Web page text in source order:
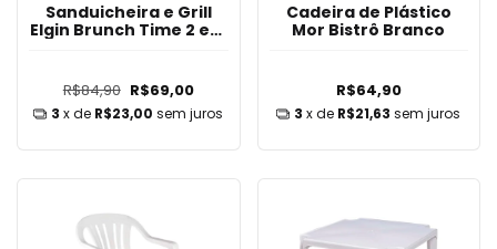
Sanduicheira e Grill
Elgin Brunch Time 2 em
R$84,90 R$69,00
3 x de R$23,00 sem juros
Cadeira de Plástico
Mor Bistrô Branco
R$64,90
3 x de R$21,63 sem juros